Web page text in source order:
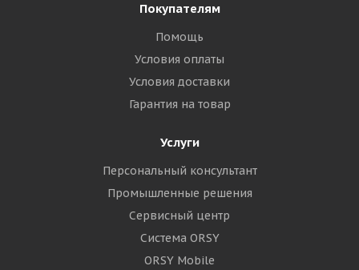
Покупателям
Помощь
Условия оплаты
Условия доставки
Гарантия на товар
Услуги
Персональный консультант
Промышленные решения
Сервисный центр
Система ORSY
ORSY Mobile